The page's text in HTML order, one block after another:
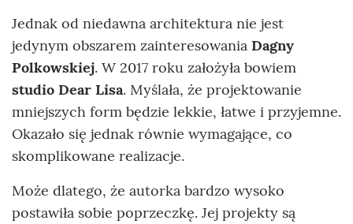
Jednak od niedawna architektura nie jest
jedynym obszarem zainteresowania Dagny
Polkowskiej. W 2017 roku założyła bowiem
studio Dear Lisa. Myślała, że projektowanie
mniejszych form będzie lekkie, łatwe i przyjemne.
Okazało się jednak równie wymagające, co
skomplikowane realizacje.
Może dlatego, że autorka bardzo wysoko
postawiła sobie poprzeczkę. Jej projekty są